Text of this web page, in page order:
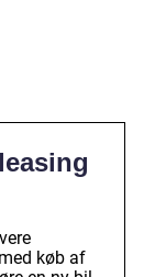
køb af